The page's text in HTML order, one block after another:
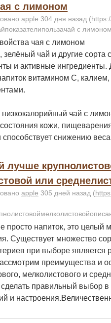
с лимоном
apple 304 дня назад (
с
чая с лимоном
чай и другие сорта
и активные
витамином C,
чай с
кожи,
способствует снижению
лучше
или
apple 305 дней назад (
просто напиток, это целый
Существует множество
при выборе является
преимущества и
мелколистового и
правильный выбор
и